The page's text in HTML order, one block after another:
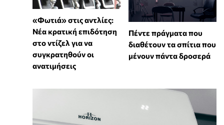
«Φωτιά» στις αντλίες:
Νέα κρατική επιδότηση
στο ντίζελ για να
συγκρατηθούν οι
ανατιμήσεις
Πέντε πράγματα που
διαθέτουν τα σπίτια που
μένουν πάντα δροσερά